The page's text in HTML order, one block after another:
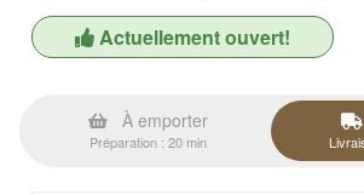
Actuellement ouvert!
À emporter
Préparation : 20 min